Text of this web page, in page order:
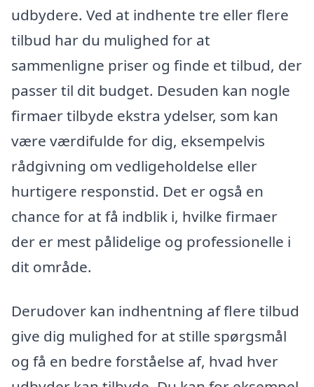
udbydere. Ved at indhente tre eller flere
tilbud har du mulighed for at
sammenligne priser og finde et tilbud, der
passer til dit budget. Desuden kan nogle
firmaer tilbyde ekstra ydelser, som kan
være værdifulde for dig, eksempelvis
rådgivning om vedligeholdelse eller
hurtigere responstid. Det er også en
chance for at få indblik i, hvilke firmaer
der er mest pålidelige og professionelle i
dit område.
Derudover kan indhentning af flere tilbud
give dig mulighed for at stille spørgsmål
og få en bedre forståelse af, hvad hver